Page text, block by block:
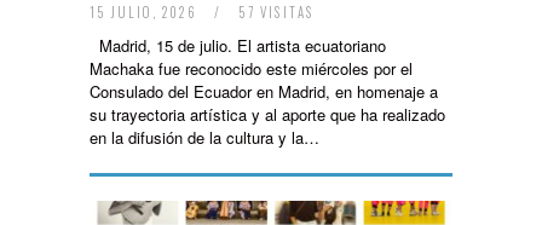
15 JULIO, 2026 / 57 VISITAS
Madrid, 15 de julio. El artista ecuatoriano
Machaka fue reconocido este miércoles por el
Consulado del Ecuador en Madrid, en homenaje a
su trayectoria artística y al aporte que ha realizado
en la difusión de la cultura y la…